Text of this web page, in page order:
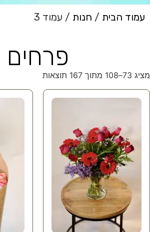
עמוד הבית / חנות / עמוד 3
פרחים
מציג 73–108 מתוך 167 תוצאות